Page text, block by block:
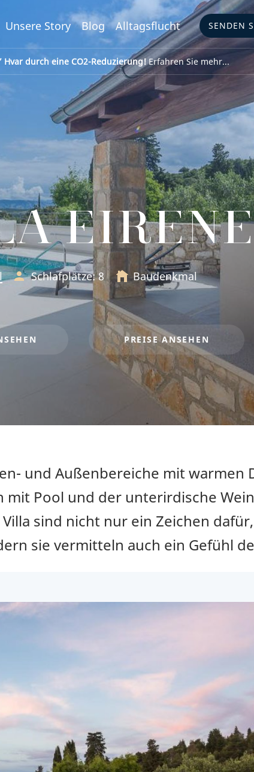
Unsere Story Blog Alltagsflucht SENDEN
Hvar durch eine CO2-Reduzierung!Erfahren Sie mehr...
Schlafplätze: 8 Baudenkmal
PREISEANSEHEN
und Außenbereiche mit warmen
Pool und der unterirdische
sind nicht nur ein Zeichen
sie vermitteln auch ein Gefühl